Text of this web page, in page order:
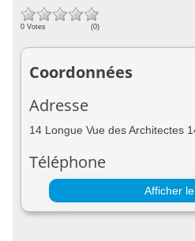
0 Votes (0)
Coordonnées
Adresse
14 Longue Vue des Architectes
Téléphone
Afficher le